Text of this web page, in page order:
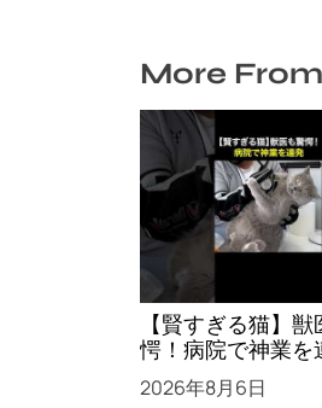
More
【賢すぎる猫】
愕！病院で神業を
2026年8月6日